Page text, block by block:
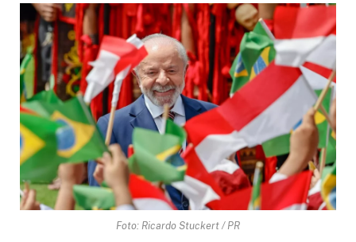
Foto: Ricardo Stuckert / PR